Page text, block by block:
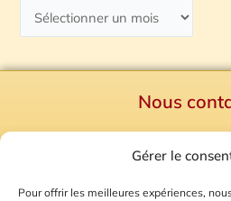
Gérer le
Pour offrir les meilleures expériences,
Nous
Mentions Légales